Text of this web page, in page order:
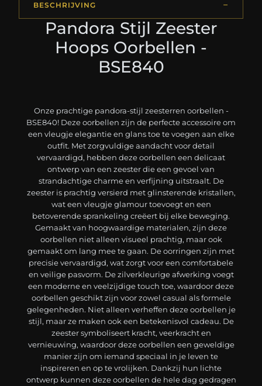
BESCHRIJVING
Pandora Stijl Zeester
Hoops Oorbellen -
BSE840
Onze prachtige pandora-stijl zeesterren oorbellen -
BSE840! Deze oorbellen zijn de perfecte accessoire om
een vleugje elegantie en glans toe te voegen aan elke
outfit. Met zorgvuldige aandacht voor detail
vervaardigd, hebben deze oorbellen een delicaat
ontwerp van een zeester die een gevoel van
strandachtige charme en verfijning uitstraalt. De
zeester is prachtig versierd met glinsterende kristallen,
wat een vleugje glamour toevoegt en een
betoverende sprankeling creëert bij elke beweging.
Gemaakt van hoogwaardige materialen, zijn deze
oorbellen niet alleen visueel prachtig, maar ook
gemaakt om lang mee te gaan. De oorringen zijn met
precisie vervaardigd, wat zorgt voor een comfortabele
en veilige pasvorm. De zilverkleurige afwerking voegt
een moderne en veelzijdige touch toe, waardoor deze
oorbellen geschikt zijn voor zowel casual als formele
gelegenheden. Niet alleen verheffen deze oorbellen je
stijl, maar ze maken ook een betekenisvol cadeau. De
zeester symboliseert kracht, veerkracht en
vernieuwing, waardoor deze oorbellen een geweldige
manier zijn om iemand speciaal in je leven te
inspireren en op te vrolijken. Dankzij hun lichte
ontwerp kunnen deze oorbellen de hele dag gedragen